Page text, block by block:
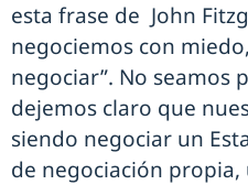
esta frase de John
negociemos con
negociar”. No seamos
dejemos claro que
siendo negociar un
de negociación